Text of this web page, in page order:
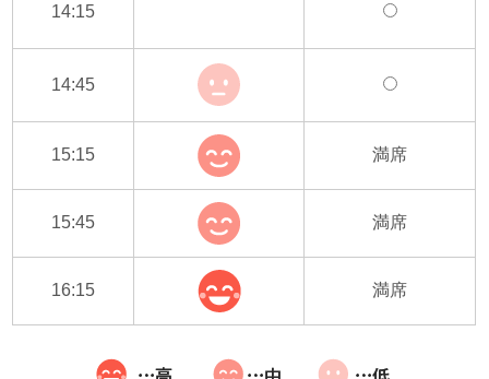
14:15
14:45
15:15 満席
15:45 満席
16:15 満席